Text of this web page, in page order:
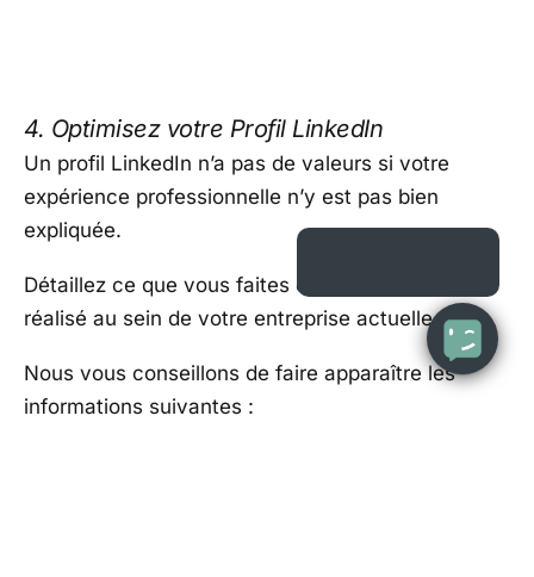
4. Optimisez votre Profil LinkedIn
Un profil LinkedIn n’a pas de valeurs si votre
expérience professionnelle n’y est pas bien
expliquée.
Détaillez ce que vous faites et ce que vous avez
réalisé au sein de votre entreprise actuelle.
Nous vous conseillons de faire apparaître les
informations suivantes :